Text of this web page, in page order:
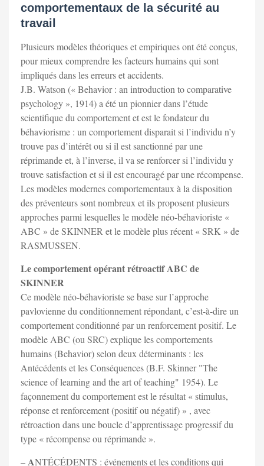
comportementaux de la sécurité au
travail
Plusieurs modèles théoriques et empiriques ont été conçus,
pour mieux comprendre les facteurs humains qui sont
impliqués dans les erreurs et accidents.
J.B. Watson (« Behavior : an introduction to comparative
psychology », 1914) a été un pionnier dans l’étude
scientifique du comportement et est le fondateur du
béhaviorisme : un comportement disparait si l’individu n’y
trouve pas d’intérêt ou si il est sanctionné par une
réprimande et, à l’inverse, il va se renforcer si l’individu y
trouve satisfaction et si il est encouragé par une récompense.
Les modèles modernes comportementaux à la disposition
des préventeurs sont nombreux et ils proposent plusieurs
approches parmi lesquelles le modèle néo-béhavioriste «
ABC » de SKINNER et le modèle plus récent « SRK » de
RASMUSSEN.
Le comportement opérant rétroactif ABC de
SKINNER
Ce modèle néo-béhavioriste se base sur l’approche
pavlovienne du conditionnement répondant, c’est-à-dire un
comportement conditionné par un renforcement positif. Le
modèle ABC (ou SRC) explique les comportements
humains (Behavior) selon deux déterminants : les
Antécédents et les Conséquences (B.F. Skinner "The
science of learning and the art of teaching" 1954). Le
façonnement du comportement est le résultat « stimulus,
réponse et renforcement (positif ou négatif) » , avec
rétroaction dans une boucle d’apprentissage progressif du
type « récompense ou réprimande ».
–ANTÉCÉDENTS : événements et les conditions qui